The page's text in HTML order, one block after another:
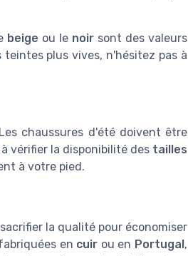
beige ou le noirsont des valeurs
plus vives, n'hésitez pas à
chaussures d'été doivent être
vérifier la disponibilité des tailles
à votre pied.
la qualité pour économiser
en cuir ou en Portugal,